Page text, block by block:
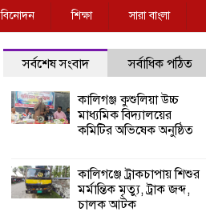
বিনোদন শিক্ষা সারা বাংলা
সর্বশেষ সংবাদ সর্বাধিক পঠিত
কালিগঞ্জ কুশুলিয়া উচ্চ
মাধ্যমিক বিদ্যালয়ের
কমিটির অভিষেক অনুষ্ঠিত
কালিগঞ্জে ট্রাকচাপায় শিশুর
মর্মান্তিক মৃত্যু, ট্রাক জব্দ,
চালক আটক